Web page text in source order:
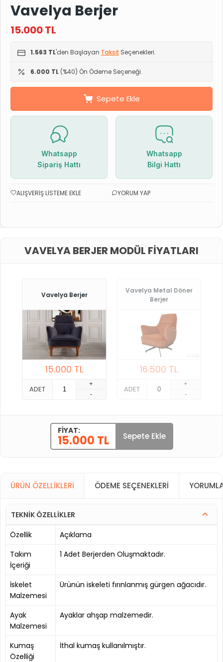
Vavelya Berjer
15.000TL
1.563 TL'den Başlayan Taksit Seçenekleri.
6.000 TL (%40) Ön Ödeme Seçeneği.
Sepete Ekle
Whatsapp
Sipariş Hattı
Whatsapp
Bilgi Hattı
ALIŞVERIŞ LISTEME EKLE YORUM YAP
VAVELYA BERJER MODÜL FIYATLARI
Vavelya Berjer
15.000 TL
ADET
+
-
Vavelya Metal Döner
Berjer
16.500 TL
ADET
+
-
FIYAT:
15.000 TL Sepete Ekle
ÜRÜN ÖZELLIKLERI ÖDEME SEÇENEKLERI
TEKNİK ÖZELLİKLER
Özellik
Açıklama
Takım
İçeriği
1 Adet Berjerden Oluşmaktadır.
İskelet
Malzemesi
Ürünün iskeleti fırınlanmış gürgen ağacıdır.
Ayak
Malzemesi
Ayaklar ahşap malzemedir.
Kumaş
Özelliği
İthal kumaş kullanılmıştır.